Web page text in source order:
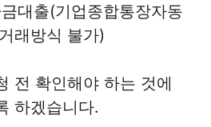
대출(기업종합통장자동
래방식 불가)
전 확인해야 하는 것에
하겠습니다.